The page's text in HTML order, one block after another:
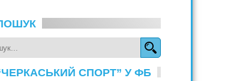
СПОРТ” У ФБ